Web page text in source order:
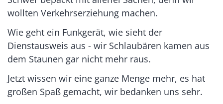
wollten Verkehrserziehung machen.
Wie geht ein Funkgerät, wie sieht der
Dienstausweis aus - wir Schlaubären kamen aus
dem Staunen gar nicht mehr raus.
Jetzt wissen wir eine ganze Menge mehr, es hat
großen Spaß gemacht, wir bedanken uns sehr.